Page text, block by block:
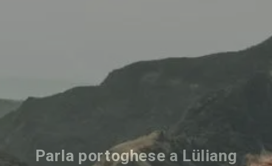
Parla portoghese a Lüliang